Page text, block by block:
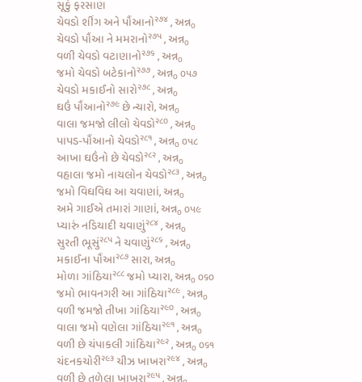
સૂકું ફરસાણ
ચેવડો શીંગ અને પૌંઆનો૨૭૪ , અન્ન૦
ચેવડો પૌંઆ ને મમરાનો૨૭૫ , અન્ન૦
વળી ચેવડો વટાણાનો૨૭૬ , અન્ન૦
જમોચેવડો બટેકાનો૨૭૭ , અન્ન૦ ૦૫૭
ચેવડો મકાઈનો સારો૨૭૮ , અન્ન૦
ઘઉં પૌંઆનો૨૭૯ છે ન્યારો, અન્ન૦
વાલા જમજો લીલો ચેવડો૨૮૦ , અન્ન૦
પાપડ-પૌંઆનો ચેવડો૨૮૧ , અન્ન૦ ૦૫૮
આખા ઘઉંનો છે ચેવડો૨૮૨ , અન્ન૦
વહાલા જમોનાયલોન ચેવડો૨૮૩ , અન્ન૦
જમો વિધવિધ આ ચવાણાં, અન્ન૦
અમે ગાઈએ તમારાં ગાણાં, અન્ન૦ ૦૫૯
પ્યારુંનડિયાદી ચવાણું૨૮૪ , અન્ન૦
સુરતી ભૂસું૨૮૫ નેચવાણું૨૮૬ , અન્ન૦
મકાઈના પૌંઆ૨૮૭ સારા, અન્ન૦
મોળા ગાંઠિયા૨૮૮ જમો પ્યારા, અન્ન૦ ૦૬૦
જમો ભાવનગરી આ ગાંઠિયા૨૮૯ , અન્ન૦
વળી જમજોતીખા ગાંઠિયા૨૯૦ , અન્ન૦
વાલા જમોવણેલા ગાંઠિયા૨૯૧ , અન્ન૦
વળી છેચંપાકલી ગાંઠિયા૨૯૨ , અન્ન૦ ૦૬૧
ચંદનકચોરી૨૯૩ ચીઝ ખાખરા૨૯૪ , અન્ન૦
૨૯૫